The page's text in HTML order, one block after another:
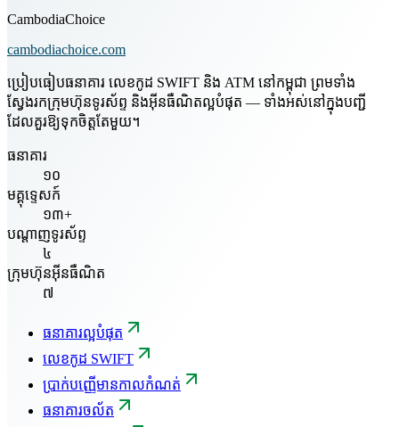
CambodiaChoice
cambodiachoice.com
ប្រៀបធៀបធនាគារ លេខកូដ SWIFT និង ATM នៅកម្ពុជា ព្រមទាំង
ស្វែងរកក្រុមហ៊ុនទូរស័ព្ទ និងអ៊ីនធឺណិតល្អបំផុត — ទាំងអស់នៅក្នុងបញ្ជី
ដែលគួរឱ្យទុកចិត្តតែមួយ។
ធនាគារ
១០
មគ្គុទ្ទេសក៍
១៣+
បណ្តាញទូរស័ព្ទ
៤
ក្រុមហ៊ុនអ៊ីនធឺណិត
៧
ធនាគារល្អបំផុត
លេខកូដ SWIFT
ប្រាក់បញ្ញើមានកាលកំណត់
ធនាគារចល័ត